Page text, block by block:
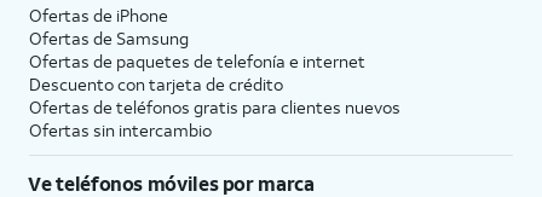
Ofertas de iPhone
Ofertas de Samsung
Ofertas de paquetes de telefonía e internet
Descuento con tarjeta de crédito
Ofertas de teléfonos gratis para clientes nuevos
Ofertas sin intercambio
Ve teléfonos móviles por marca